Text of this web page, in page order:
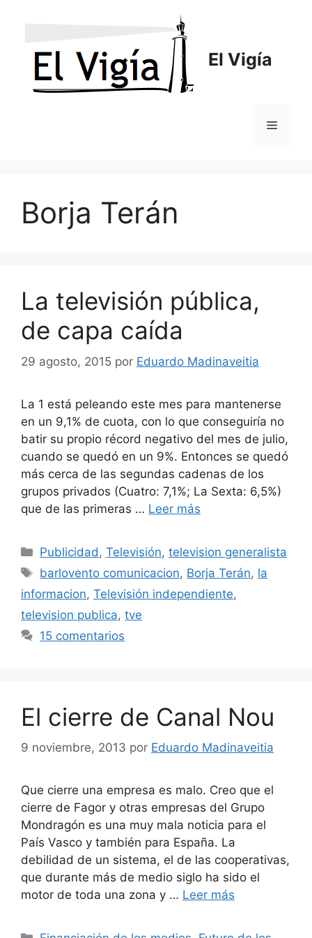
El Vigía
Menú
Borja Terán
La televisión pública,
de capa caída
29 agosto, 2015 por Eduardo Madinaveitia
La 1 está peleando este mes para mantenerse
en un 9,1% de cuota, con lo que conseguiría no
batir su propio récord negativo del mes de julio,
cuando se quedó en un 9%. Entonces se quedó
más cerca de las segundas cadenas de los
grupos privados (Cuatro: 7,1%; La Sexta: 6,5%)
que de las primeras … Leer más
Categorías
Publicidad ,Televisión,television generalista
Etiquetas
barlovento comunicacion, Borja Terán, la
informacion, Televisión independiente,
television publica, tve
15 comentarios
El cierre de Canal Nou
9 noviembre, 2013 por Eduardo Madinaveitia
Que cierre una empresa es malo. Creo que el
cierre de Fagor y otras empresas del Grupo
Mondragón es una muy mala noticia para el
País Vasco y también para España. La
debilidad de un sistema, el de las cooperativas,
que durante más de medio siglo ha sido el
motor de toda una zona y … Leer más
Categorías